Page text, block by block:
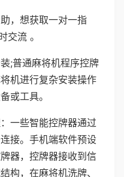
，想获取一对一指
交流 。
;普通麻将机程序控牌
机进行复杂安装操作
或工具。
一些智能控牌器通过
接。手机端软件预设
器，控牌器接收到信
构，在麻将机洗牌、